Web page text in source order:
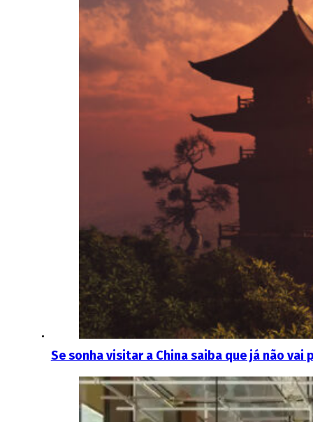
Se sonha visitar a China saiba que já não